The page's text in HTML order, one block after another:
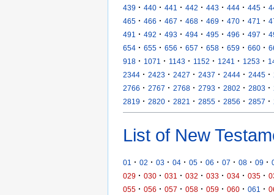
439 · 440 · 441 · 442 · 443 · 444 · 445 ·
465 · 466 · 467 · 468 · 469 · 470 · 471 ·
491
· 492 · 493 · 494 · 495 · 496 · 497 ·
654 · 655 · 656 · 657 · 658 · 659 · 660 ·
918 · 1071 · 1143 · 1152 · 1241 · 1253 ·
2344 · 2423 · 2427 · 2437 · 2444 · 2445 ·
2766 · 2767 · 2768 · 2793 · 2802 · 2803 ·
2819 · 2820 · 2821 · 2855 · 2856 · 2857 ·
List of New
01 · 02 · 03 · 04 · 05 · 06 · 07 · 08 · 09 ·
029 · 030 · 031 · 032 · 033 · 034 · 035 ·
055 · 056 · 057 · 058 · 059 · 060 · 061 ·